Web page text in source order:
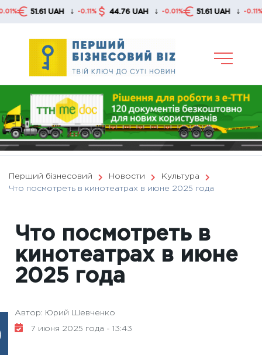
Skip
UAH ↓ -0.11% 44.76 UAH ↓ -0.01% 51.61 UAH ↓ -0.11% 44.76
Перший бізнесовий Новости
Культура
Что посмотреть в кинотеатрах в июне 2025 года
Что посмотреть в
кинотеатрах в июне
2025 года
Автор: Юрий Шевченко
7 июня 2025 года - 13:43